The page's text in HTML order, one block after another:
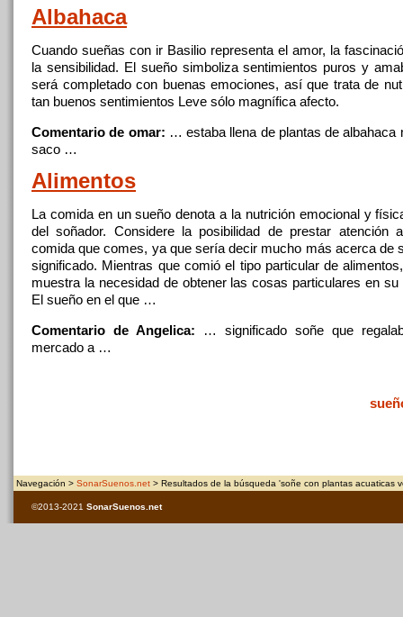
Albahaca
Cuando sueñas con ir Basilio representa el amor, la
la sensibilidad. El sueño simboliza sentimientos puros y
será completadocon buenas emociones, así que trata de
tan buenos sentimientos Leve sólo magnífica afecto.
Comentario de omar: … estaba llena de plantas de albahaca
saco …
Alimentos
La comida en un sueño denota a la nutrición emocional y
del soñador. Considere la posibilidad de prestar atención
comida que comes, ya que sería decir mucho más acerca de
significado. Mientras que comió el tipo particular de
muestra la necesidad de obtener las cosas particulares en su
El sueño en el que …
Comentario de Angelica: … significado soñe que
mercado a …
Navegación > SonarSuenos.net > Resultados de la búsqueda 'soñe con plantas acuaticas
©2013-2021 SonarSuenos .net